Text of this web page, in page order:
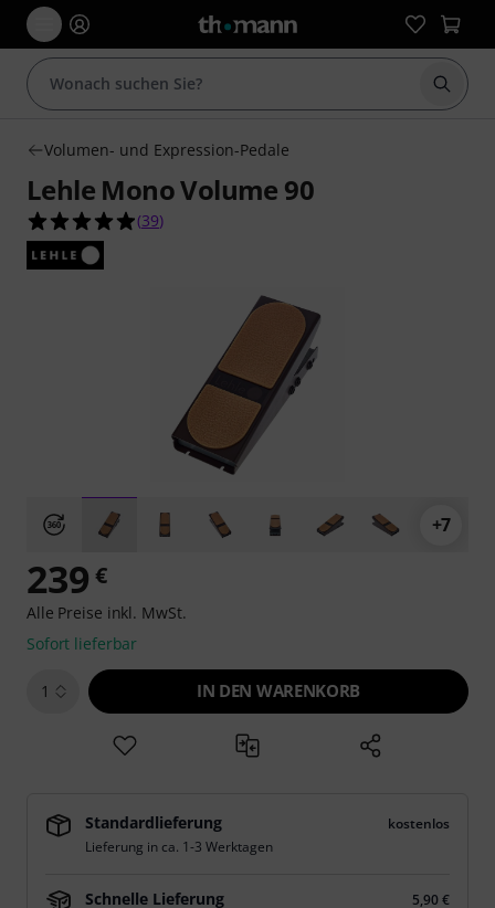
Suche
Volumen- und Expression-Pedale
Lehle Mono Volume 90
4.9 von 5 Sternen aus 39 Kundenbewertungen
(39)
+7
239 €
Alle Preise inkl. MwSt.
Sofort lieferbar
1 IN DEN WARENKORB
Standardlieferung
kostenlos
Lieferung in ca. 1-3 Werktagen
Schnelle Lieferung
5,90 €